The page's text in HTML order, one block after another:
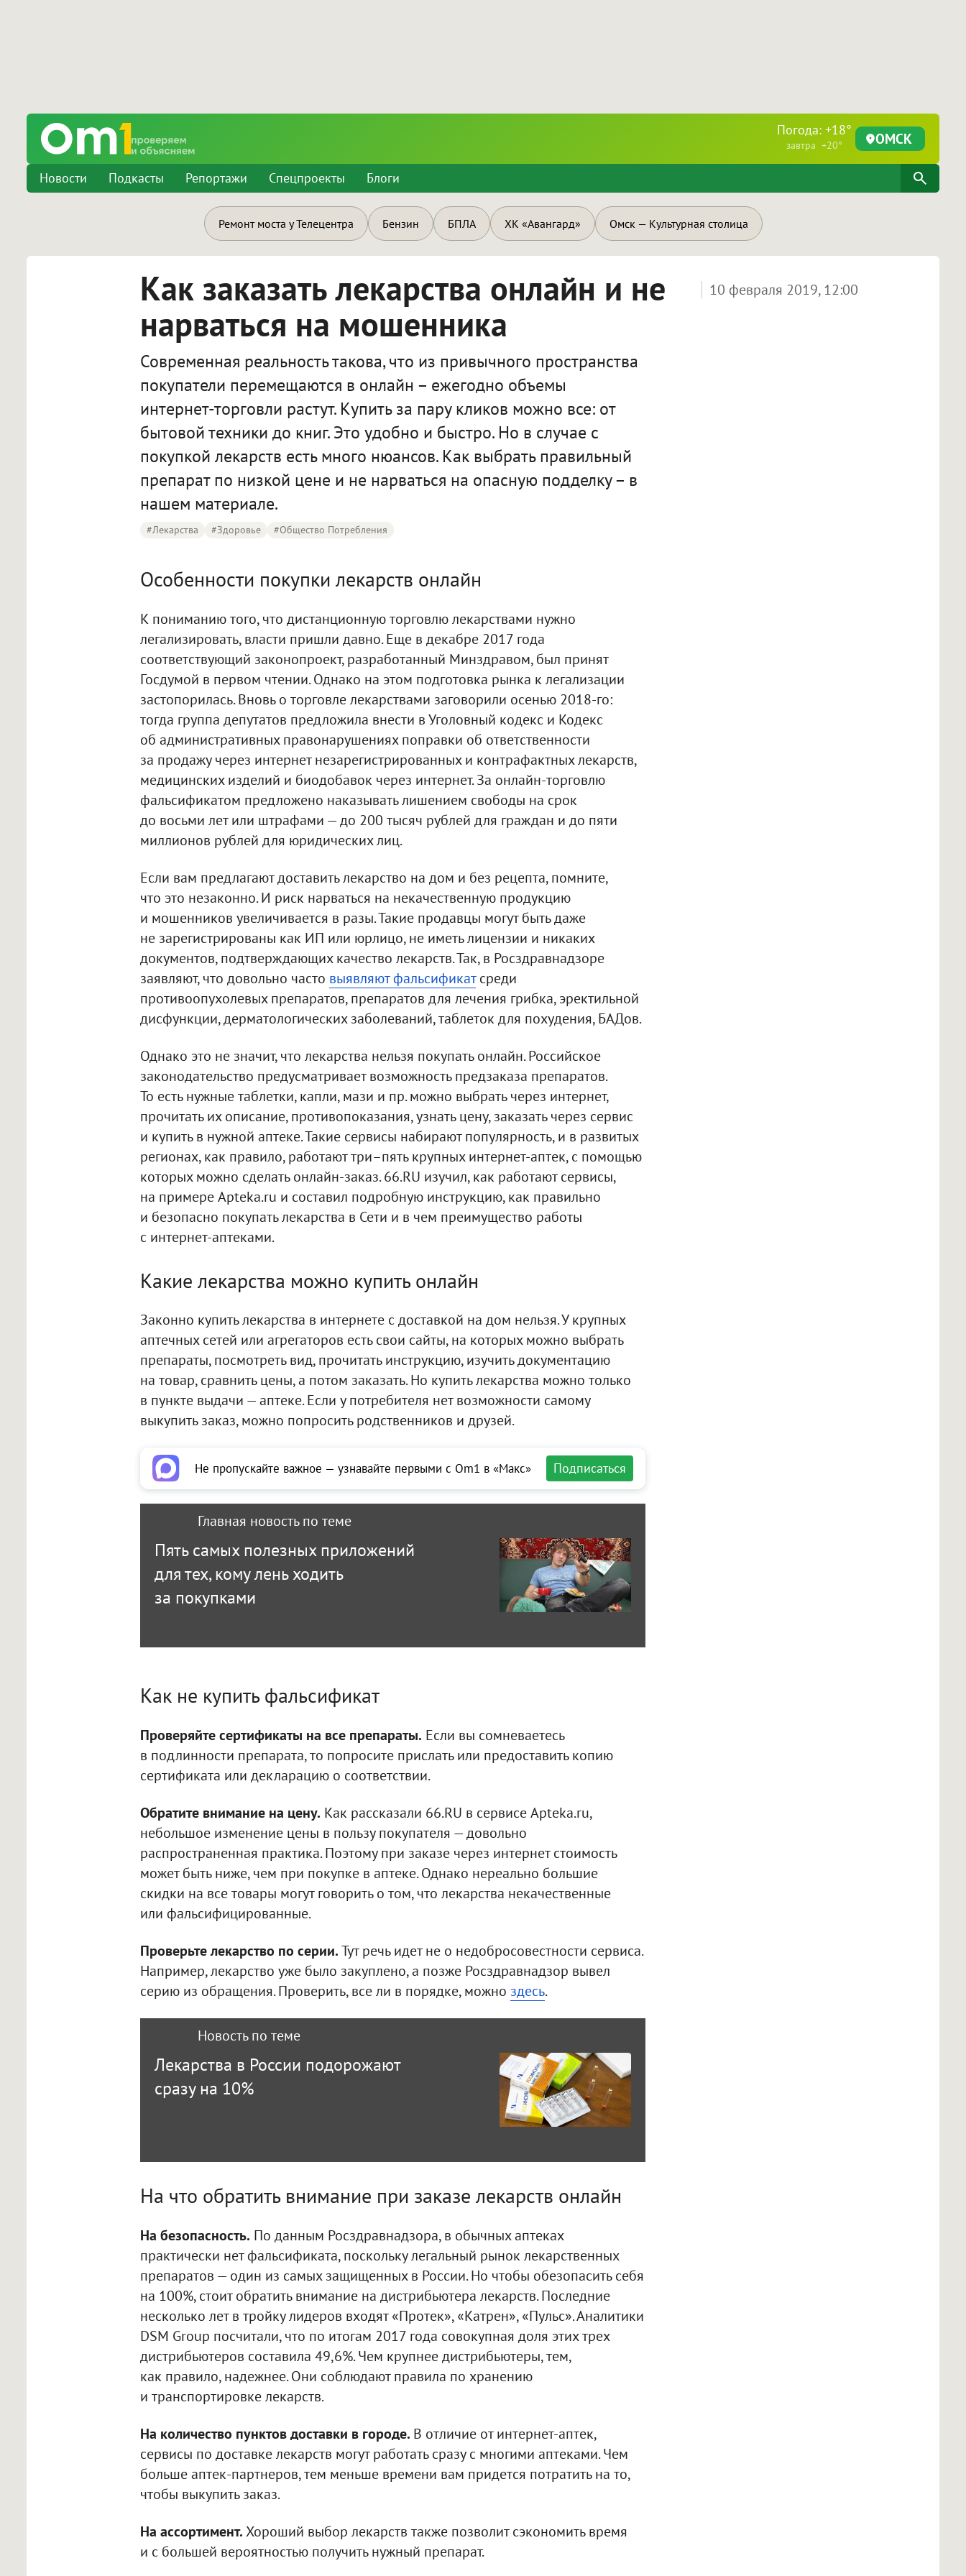
Погода: +18°
завтра +20° ОМСК
Новости Подкасты Репортажи Спецпроекты Блоги
Ремонт моста у Телецентра Бензин БПЛА ХК «Авангард» Омск — Культурная столица
Как заказать лекарства онлайн и не
нарваться на мошенника
Современная реальность такова, что из привычного пространства
покупатели перемещаются в онлайн – ежегодно объемы
интернет-торговли растут. Купить за пару кликов можно все: от
бытовой техники до книг. Это удобно и быстро. Но в случае с
покупкой лекарств есть много нюансов. Как выбрать правильный
препарат по низкой цене и не нарваться на опасную подделку – в
нашем материале.
#лекарства #Здоровье #общество Потребления
10 февраля 2019, 12:00
Особенности покупки лекарств онлайн
К пониманию того, что дистанционную торговлю лекарствами нужно
легализировать, власти пришли давно. Еще в декабре 2017 года
соответствующий законопроект, разработанный Минздравом, был принят
Госдумой в первом чтении. Однако на этом подготовка рынка к легализации
застопорилась. Вновь о торговле лекарствами заговорили осенью 2018-го:
тогда группа депутатов предложила внести в Уголовный кодекс и Кодекс
об административных правонарушениях поправки об ответственности
за продажу через интернет незарегистрированных и контрафактных лекарств,
медицинских изделий и биодобавок через интернет. За онлайн-торговлю
фальсификатом предложено наказывать лишением свободы на срок
до восьми лет или штрафами — до 200 тысяч рублей для граждан и до пяти
миллионов рублей для юридических лиц.
Если вам предлагают доставить лекарство на дом и без рецепта, помните,
что это незаконно. И риск нарваться на некачественную продукцию
и мошенников увеличивается в разы. Такие продавцы могут быть даже
не зарегистрированы как ИП или юрлицо, не иметь лицензии и никаких
документов, подтверждающих качество лекарств. Так, в Росздравнадзоре
заявляют, что довольно часто выявляют фальсификатсреди
противоопухолевых препаратов, препаратов для лечения грибка, эректильной
дисфункции, дерматологических заболеваний, таблеток для похудения, БАДов.
Однако это не значит, что лекарства нельзя покупать онлайн. Российское
законодательство предусматривает возможность предзаказа препаратов.
То есть нужные таблетки, капли, мази и пр. можно выбрать через интернет,
прочитать их описание, противопоказания, узнать цену, заказать через сервис
и купить в нужной аптеке. Такие сервисы набирают популярность, и в развитых
регионах, как правило, работают три–пять крупных интернет-аптек, с помощью
которых можно сделать онлайн-заказ. 66.RU изучил, как работают сервисы,
на примере Apteka.ru и составил подробную инструкцию, как правильно
и безопасно покупать лекарства в Сети и в чем преимущество работы
с интернет-аптеками.
Какие лекарства можно купить онлайн
Законно купить лекарства в интернете с доставкой на дом нельзя. У крупных
аптечных сетей или агрегаторов есть свои сайты, на которых можно выбрать
препараты, посмотреть вид, прочитать инструкцию, изучить документацию
на товар, сравнить цены, а потом заказать. Но купить лекарства можно только
в пункте выдачи — аптеке. Если у потребителя нет возможности самому
выкупить заказ, можно попросить родственников и друзей.
Не пропускайте важное — узнавайте первыми с Om1 в «Макс» Подписаться
Главная новость по теме
Пять самых полезных приложений
для тех, кому лень ходить
за покупками
Как не купить фальсификат
Проверяйте сертификаты на все препараты. Если вы сомневаетесь
в подлинности препарата, то попросите прислать или предоставить копию
сертификата или декларацию о соответствии.
Обратите внимание на цену. Как рассказали 66.RU в сервисе Apteka.ru,
небольшое изменение цены в пользу покупателя — довольно
распространенная практика. Поэтому при заказе через интернет стоимость
может быть ниже, чем при покупке в аптеке. Однако нереально большие
скидки на все товары могут говорить о том, что лекарства некачественные
или фальсифицированные.
Проверьте лекарство по серии.Тут речь идет не о недобросовестности сервиса.
Например, лекарство уже было закуплено, а позже Росздравнадзор вывел
серию из обращения. Проверить, все ли в порядке, можно здесь.
Новость по теме
Лекарства в России подорожают
сразу на 10%
На что обратить внимание при заказе лекарств онлайн
На безопасность. По данным Росздравнадзора, в обычных аптеках
практически нет фальсификата, поскольку легальный рынок лекарственных
препаратов — один из самых защищенных в России. Но чтобы обезопасить себя
на 100%, стоит обратить внимание на дистрибьютера лекарств. Последние
несколько лет в тройку лидеров входят «Протек», «Катрен», «Пульс». Аналитики
DSM Group посчитали, что по итогам 2017 года совокупная доля этих трех
дистрибьютеров составила 49,6%. Чем крупнее дистрибьютеры, тем,
как правило, надежнее. Они соблюдают правила по хранению
и транспортировке лекарств.
На количество пунктов доставки в городе. В отличие от интернет-аптек,
сервисы по доставке лекарств могут работать сразу с многими аптеками. Чем
больше аптек-партнеров, тем меньше времени вам придется потратить на то,
чтобы выкупить заказ.
На ассортимент.Хороший выбор лекарств также позволит сэкономить время
и с большей вероятностью получить нужный препарат.